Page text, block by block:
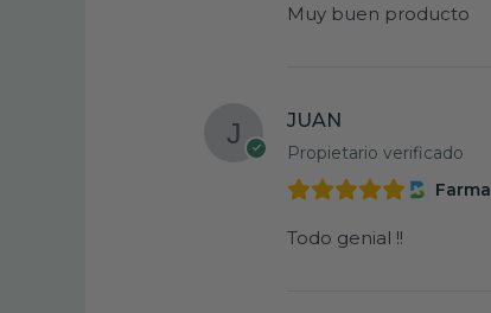
Muy buen producto
JUAN
Propietario verificado
Todo genial !!